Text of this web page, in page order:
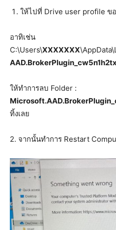
ให้ไปที่ Drive user profile ขอ
อาทิเช่น
C:\Users\XXXXXXX
ให้ทำการลบ Folder :
ทิ้งเลย
2. จากนั้นทำการ Restart